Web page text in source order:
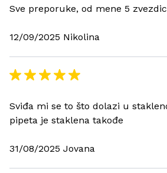
Sve preporuke, od mene 5
12/09/2025 Nikolina
Sviđa mi se to što dolazi u
pipeta je staklena takođe
31/08/2025 Jovana